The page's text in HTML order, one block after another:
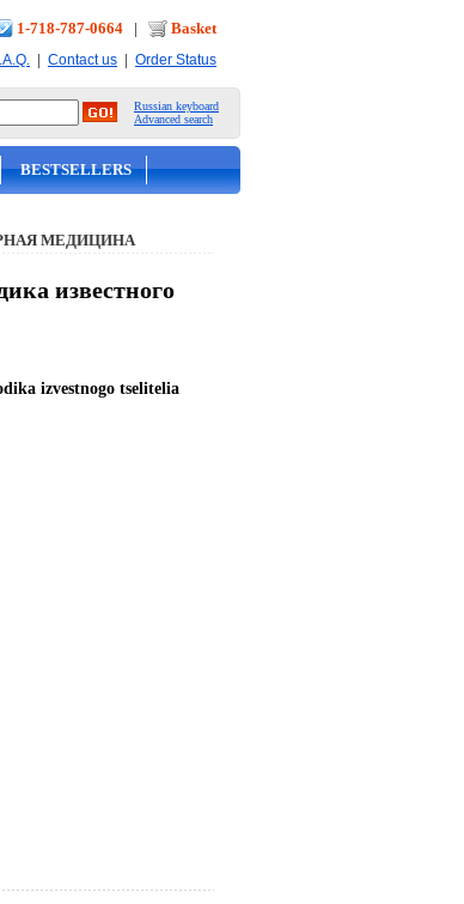
1-718-787-0664 | Basket
| Contact us | Order Status
Russian keyboard
Advanced search
BESTSELLERS
МЕДИЦИНА
известного
izvestnogo tselitelia